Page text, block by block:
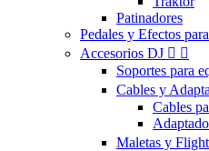
Patinadores
Pedales y Efectos
Accesorios DJ  
Soportes para
Cables y
Cables
Maletas y